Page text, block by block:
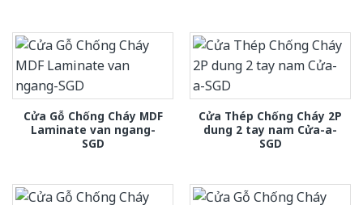
Cửa Gỗ Chống Cháy MDF
Laminate van ngang-
SGD
Cửa Thép Chống Cháy 2P
dung 2 tay nam Cửa-a-
SGD